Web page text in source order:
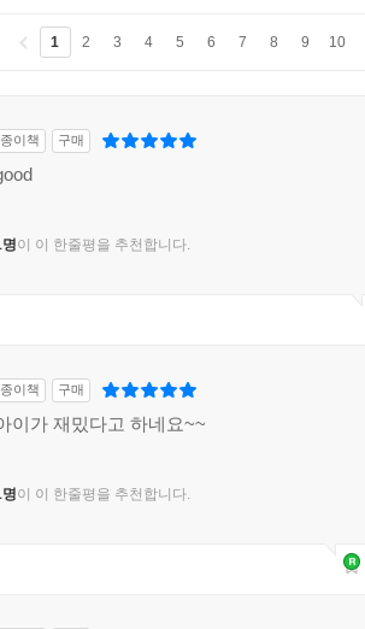
1 2 3 4 5 6 7 8 9 10
종이책 구매
이 이 한줄평을 추천합니다.
종이책 구매
이가 재밌다고 하네요~~
이 이 한줄평을 추천합니다.